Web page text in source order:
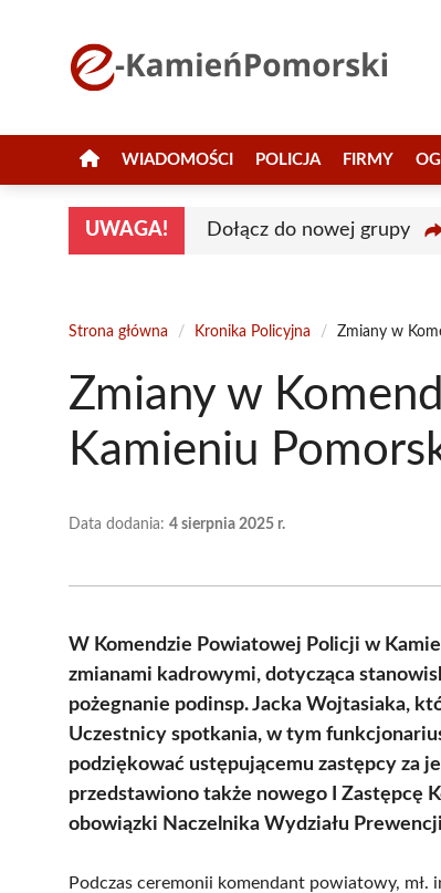
WIADOMOŚCI POLICJA FIRMY
UWAGA! Dołącz do nowej grupy
Strona główna / Kronika Policyjna / Zmiany w
Zmiany w
Kamieniu
Data dodania: 4 sierpnia 2025 r.
W Komendzie Powiatowej Policji w
zmianami kadrowymi, dotycząca
pożegnanie podinsp. Jacka Wojtasiaka,
Uczestnicy spotkania, w tym
podziękować ustępującemu zastępcy za
przedstawiono także nowego I Zastępcę
obowiązki Naczelnika Wydziału
Podczas ceremonii komendant powiatowy, mł.